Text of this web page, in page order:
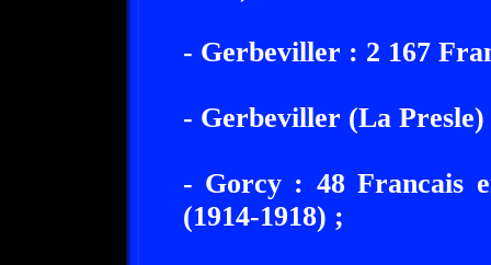
- Gerbeviller : 2 167
- Gerbeviller (La Presle)
- Gorcy : 48 Francais
(1914-1918) ;